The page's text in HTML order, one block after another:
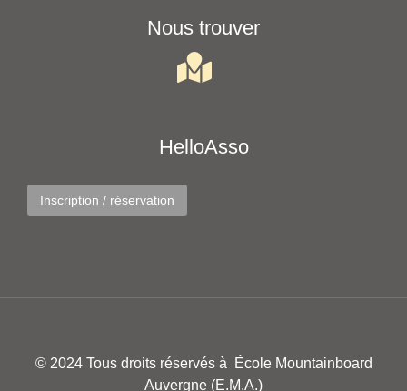
Nous trouver
HelloAsso
Inscription / réservation
© 2024 Tous droits réservés à École Mountainboard
Auvergne (E.M.A.)